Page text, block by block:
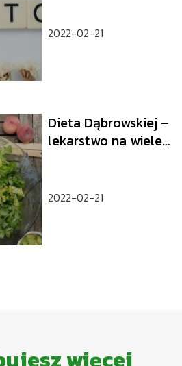
2022-02-21
Dieta Dąbrowskiej –
lekarstwo na wiele
2022-02-21